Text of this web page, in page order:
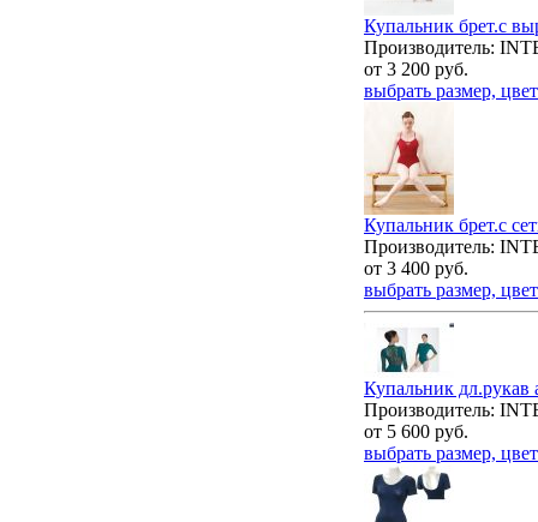
Купальник брет.с
Производитель:
от 3 200 руб.
выбрать размер, цвет
Купальник брет.с
Производитель:
от 3 400 руб.
выбрать размер, цвет
Купальник дл.рукав
Производитель:
от 5 600 руб.
выбрать размер, цвет